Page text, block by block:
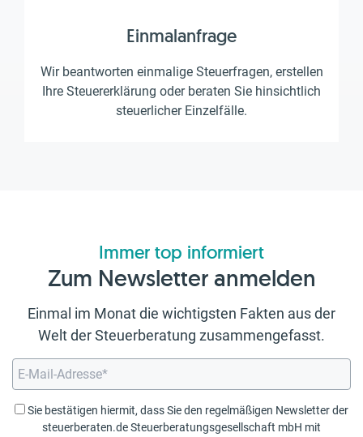
Einmalanfrage
Wir beantworten einmalige Steuerfragen, erstellen
Ihre Steuererklärung oder beraten Sie hinsichtlich
steuerlicher Einzelfälle.
Immer top informiert
Zum Newsletter anmelden
Einmal im Monat die wichtigsten Fakten aus der
Welt der Steuerberatung zusammengefasst.
Sie bestätigen hiermit, dass Sie den regelmäßigen Newsletter der
steuerberaten.de Steuerberatungsgesellschaft mbH mit